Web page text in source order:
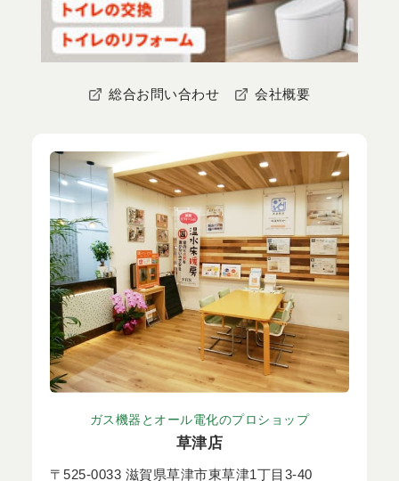
総合お問い合わせ 会社概要
ガス機器とオール電化のプロショップ
草津店
〒525-0033 滋賀県草津市東草津1丁目3-40